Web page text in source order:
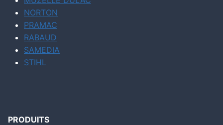
NORTON
PRAMAC
RABAUD
SAMEDIA
STIHL
PRODUITS